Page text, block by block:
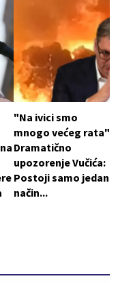
"Na ivici smo
mnogo većeg rata"
Dramatično
upozorenje Vučića:
Postoji samo jedan
način...